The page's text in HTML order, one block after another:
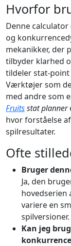
Hvorfor
Denne
og
mekanikker, der
tilbyder klarhed
tildeler stat-
Værktøjer som
med andre som
Fruitsstat planner
hvor forståelse
spilresultater.
Ofte
Bruger
Ja, den
hovedserien
variere en
spilversioner.
Kan jeg